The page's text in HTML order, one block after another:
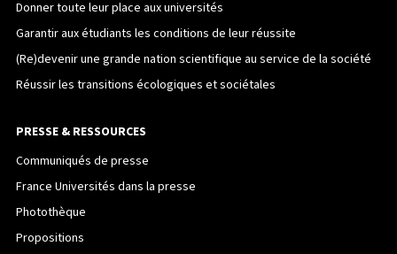
Donner toute leur place aux universités
Garantir aux étudiants les conditions de leur réussite
(Re)devenir une grande nation scientifique au service de la société
Réussir les transitions écologiques et sociétales
PRESSE & RESSOURCES
Communiqués de presse
France Universités dans la presse
Photothèque
Propositions